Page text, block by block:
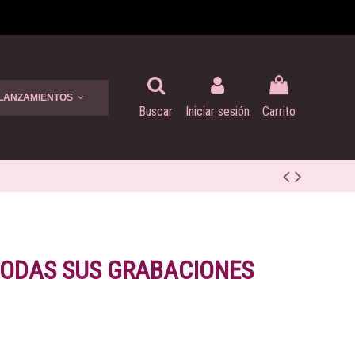
Buscar Iniciar sesión Carrito
SUS GRABACIONES